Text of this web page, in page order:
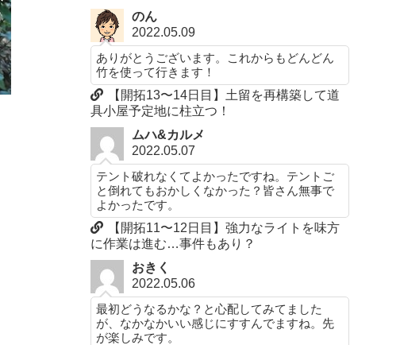
のん
2022.05.09
ありがとうございます。これからもどんどん
竹を使って行きます！
【開拓13〜14日目】土留を再構築して道
具小屋予定地に柱立つ！
ムハ&カルメ
2022.05.07
テント破れなくてよかったですね。テントご
と倒れてもおかしくなかった？皆さん無事で
よかったです。
【開拓11〜12日目】強力なライトを味方
に作業は進む…事件もあり？
おきく
2022.05.06
最初どうなるかな？と心配してみてました
が、なかなかいい感じにすすんでますね。先
が楽しみです。